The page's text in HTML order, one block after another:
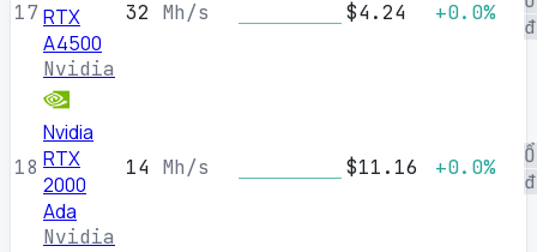
17RTX
A4500
Nvidia
32 Mh/s $4.24 +0.0%
18
Nvidia
RTX
2000
Ada
Nvidia
14 Mh/s $11.16 +0.0%